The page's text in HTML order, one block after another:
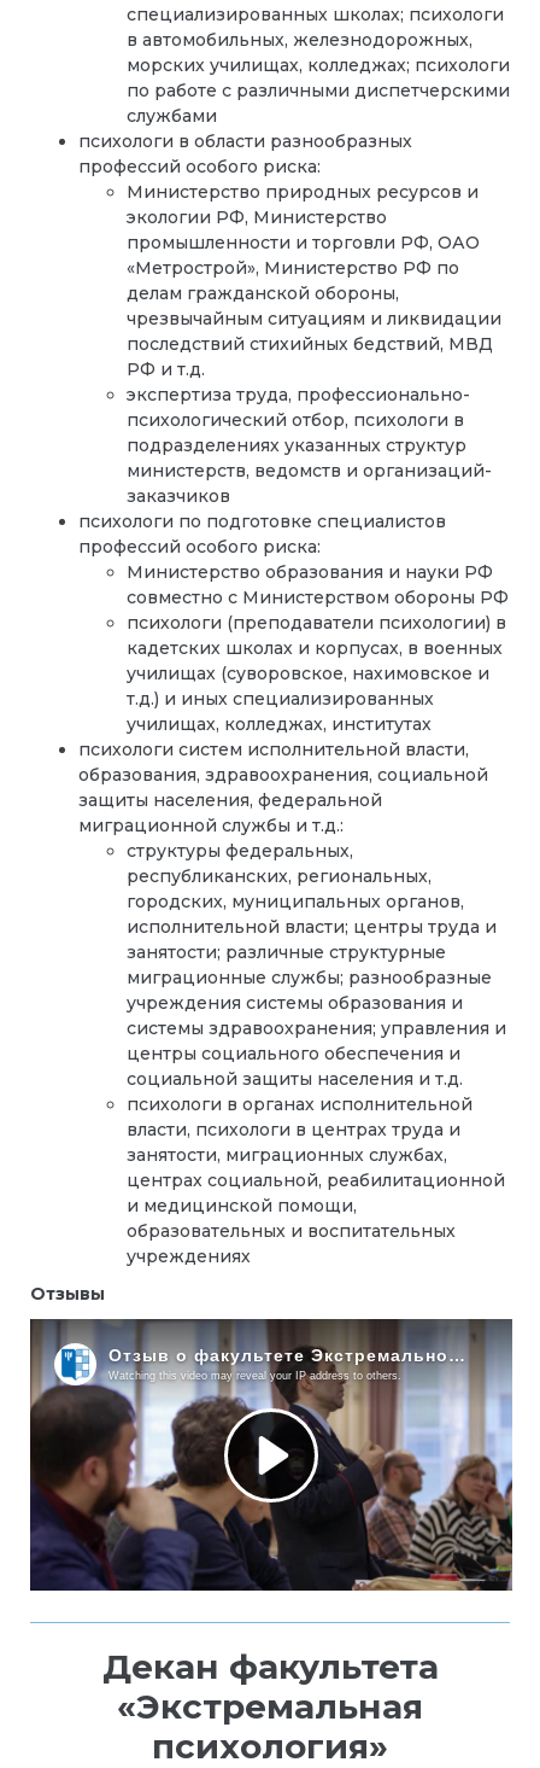
специализированных школах; психологи
в автомобильных, железнодорожных,
морских училищах, колледжах; психологи
по работе с различными диспетчерскими
службами
психологи в области разнообразных
профессий особого риска:
Министерство природных ресурсов и
экологии РФ, Министерство
промышленности и торговли РФ, ОАО
«Метрострой», Министерство РФ по
делам гражданской обороны,
чрезвычайным ситуациям и ликвидации
последствий стихийных бедствий, МВД
РФ и т.д.
экспертиза труда, профессионально-
психологический отбор, психологи в
подразделениях указанных структур
министерств, ведомств и организаций-
заказчиков
психологи по подготовке специалистов
профессий особого риска:
Министерство образования и науки РФ
совместно с Министерством обороны РФ
психологи (преподаватели психологии) в
кадетских школах и корпусах, в военных
училищах (суворовское, нахимовское и
т.д.) и иных специализированных
училищах, колледжах, институтах
психологи систем исполнительной власти,
образования, здравоохранения, социальной
защиты населения, федеральной
миграционной службы и т.д.:
структуры федеральных,
республиканских, региональных,
городских, муниципальных органов,
исполнительной власти; центры труда и
занятости; различные структурные
миграционные службы; разнообразные
учреждения системы образования и
системы здравоохранения; управления и
центры социального обеспечения и
социальной защиты населения и т.д.
психологи в органах исполнительной
власти, психологи в центрах труда и
занятости, миграционных службах,
центрах социальной, реабилитационной
и медицинской помощи,
образовательных и воспитательных
учреждениях
Отзывы
Декан факультета
«Экстремальная
психология»